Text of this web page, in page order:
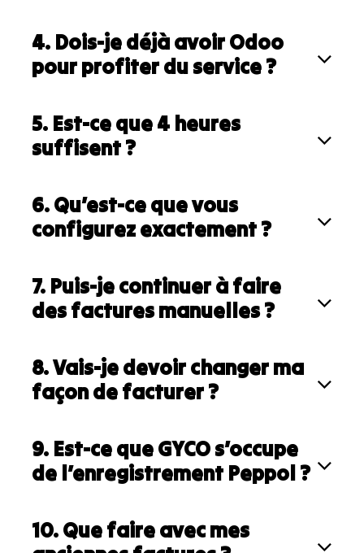
4. Dois-je déjà avoir Odoo
pour profiter du service ?
5. Est-ce que 4 heures
suffisent ?
6. Qu’est-ce que vous
configurez exactement ?
7. Puis-je continuer à faire
des factures manuelles ?
8. Vais-je devoir changer ma
façon de facturer ?
9. Est-ce que GYCO s’occupe
de l’enregistrement Peppol ?
10. Que faire avec mes